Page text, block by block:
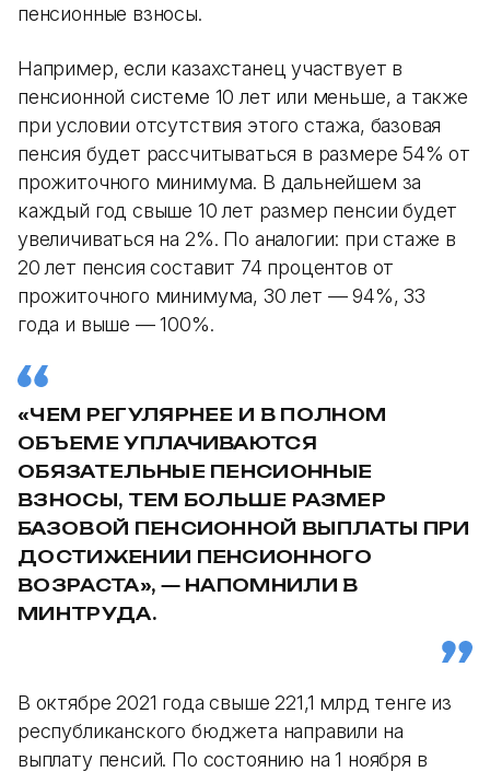
пенсионные взносы.
Например, если казахстанец участвует в
пенсионной системе 10 лет или меньше, а также
при условии отсутствия этого стажа, базовая
пенсия будет рассчитываться в размере 54% от
прожиточного минимума. В дальнейшем за
каждый год свыше 10 лет размер пенсии будет
увеличиваться на 2%. По аналогии: при стаже в
20 лет пенсия составит 74 процентов от
прожиточного минимума, 30 лет — 94%, 33
года и выше — 100%.
«ЧЕМ РЕГУЛЯРНЕЕ И В ПОЛНОМ
ОБЪЕМЕ УПЛАЧИВАЮТСЯ
ОБЯЗАТЕЛЬНЫЕ ПЕНСИОННЫЕ
ВЗНОСЫ, ТЕМ БОЛЬШЕ РАЗМЕР
БАЗОВОЙ ПЕНСИОННОЙ ВЫПЛАТЫ ПРИ
ДОСТИЖЕНИИ ПЕНСИОННОГО
ВОЗРАСТА», — НАПОМНИЛИ В
МИНТРУДА.
В октябре 2021 года свыше 221,1 млрд тенге из
республиканского бюджета направили на
выплату пенсий. По состоянию на 1 ноября в